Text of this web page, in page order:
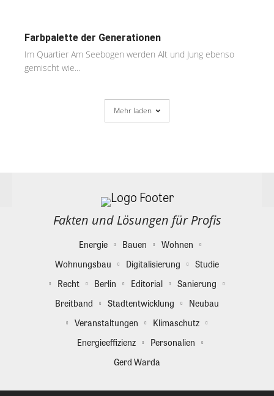
Farbpalette der Generationen
Im Quartier Am Seebogen werden Alt und Jung ebenso
gemischt wie...
Mehr laden
Fakten und Lösungen für Profis
Energie Bauen
Wohnen
Wohnungsbau
Digitalisierung
Studie
Recht
Berlin Editorial
Sanierung
Breitband
Stadtentwicklung
Neubau
Veranstaltungen
Klimaschutz
Energieeffizienz
Personalien
Gerd Warda